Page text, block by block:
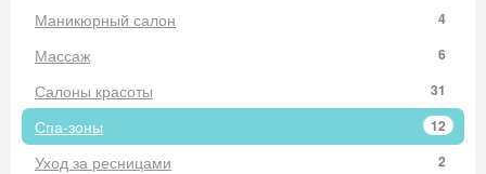
Маникюрный салон 4
Массаж 6
Салоны красоты 31
Спа-зоны 12
Уход за ресницами 2